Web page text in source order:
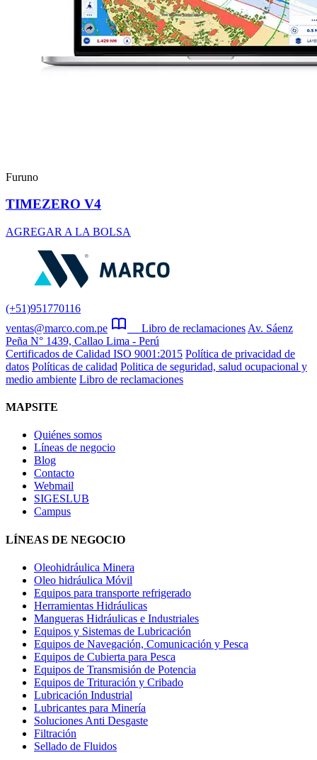
Furuno
TIMEZERO V4
AGREGAR A LA BOLSA
(+51)951770116
ventas@marco.com.pe
Libro de reclamaciones Av. Sáenz
Peña N° 1439, Callao Lima - Perú
Certificados de Calidad ISO 9001:2015 Política de privacidad de
datos Políticas de calidad Politica de seguridad, salud ocupacional y
medio ambiente Libro de reclamaciones
MAPSITE
Quiénes somos
Líneas de negocio
Blog
Contacto
Webmail
SIGESLUB
Campus
LÍNEAS DE NEGOCIO
Oleohidráulica Minera
Oleo hidráulica Móvil
Equipos para transporte refrigerado
Herramientas Hidráulicas
Mangueras Hidráulicas e Industriales
Equipos y Sistemas de Lubricación
Equipos de Navegación, Comunicación y Pesca
Equipos de Cubierta para Pesca
Equipos de Transmisión de Potencia
Equipos de Trituración y Cribado
Lubricación Industrial
Lubricantes para Minería
Soluciones Anti Desgaste
Filtración
Sellado de Fluidos